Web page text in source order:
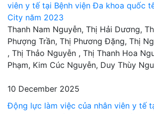
viên y tế tại Bệnh viện Đa khoa quốc
City năm 2023
Thanh Nam Nguyễn, Thị Hải Dương,
Phượng Trần, Thị Phương Đặng, Thị
, Thị Thảo Nguyễn , Thị Thanh Hoa
Phạm, Kim Cúc Nguyễn, Duy Thùy
10 December 2025
Động lực làm việc của nhân viên y tế